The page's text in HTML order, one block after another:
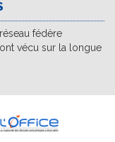
fédère
vécu sur la longue